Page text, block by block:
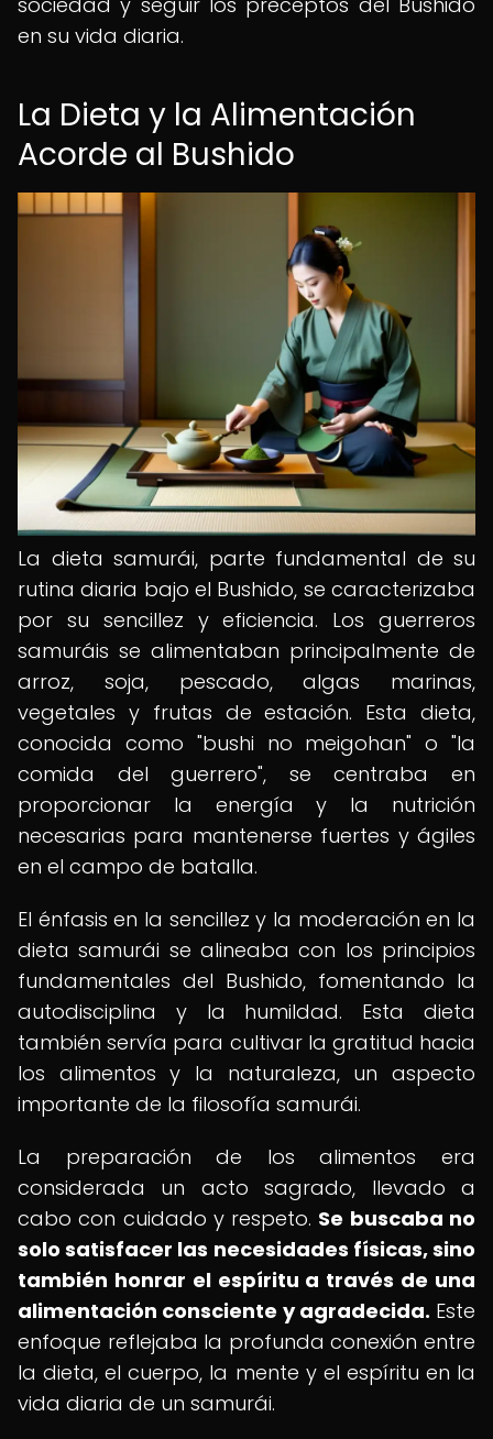
en su vida diaria.
La Dieta y la Alimentación
Acorde al Bushido
La dieta samurái, parte fundamental de su
rutina diaria bajo el Bushido, se caracterizaba
por su sencillez y eficiencia. Los guerreros
samuráis se alimentaban principalmente de
arroz, soja, pescado, algas marinas,
vegetales y frutas de estación. Esta dieta,
conocida como "bushi no meigohan" o "la
comida del guerrero", se centraba en
proporcionar la energía y la nutrición
necesarias para mantenerse fuertes y ágiles
en el campo de batalla.
El énfasis en la sencillez y la moderación en la
dieta samurái se alineaba con los principios
fundamentales del Bushido, fomentando la
autodisciplina y la humildad. Esta dieta
también servía para cultivar la gratitud hacia
los alimentos y la naturaleza, un aspecto
importante de la filosofía samurái.
La preparación de los alimentos era
considerada un acto sagrado, llevado a
cabo con cuidado y respeto. Se buscaba no
solo satisfacer las necesidades físicas, sino
también honrar el espíritu a través de una
alimentación consciente y agradecida. Este
enfoque reflejaba la profunda conexión entre
la dieta, el cuerpo, la mente y el espíritu en la
vida diaria de un samurái.